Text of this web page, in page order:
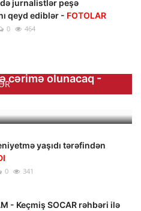
jurnalistlər peşə
qeyd ediblər - FOTOLAR
0 464
cərimə olunacaq -
yaşıdı tərəfindən
0 341
- Keçmiş SOCAR rəhbəri ilə